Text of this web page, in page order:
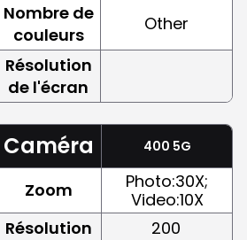
Nombre de
couleurs
Other
Résolution
de l'écran
Caméra 400 5G
Zoom
Photo:30X;
Video:10X
Résolution
200